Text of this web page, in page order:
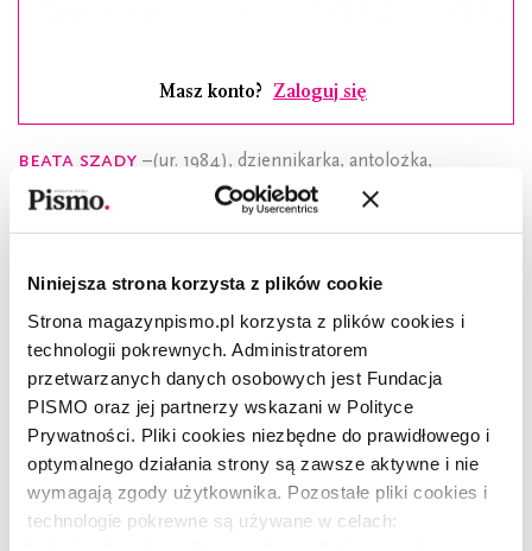
Niniejsza strona korzysta z plików cookie
Strona magazynpismo.pl korzysta z plików cookies i
technologii pokrewnych. Administratorem
przetwarzanych danych osobowych jest Fundacja
PISMO oraz jej partnerzy wskazani w Polityce
Prywatności. Pliki cookies niezbędne do prawidłowego i
optymalnego działania strony są zawsze aktywne i nie
wymagają zgody użytkownika. Pozostałe pliki cookies i
technologie pokrewne są używane w celach:
Masz konto? Zaloguj się
Beata Szady –(ur. 1984), dziennikarka, antolożka,
wykładowczyni akademicka. Autorka książek reporterskich
Ulica mnie woła. Życiorysy z LimyiWieczny początek. Warmia i
Mazury. Pomysłodawczyni antologii: reportażu
GuerrieroNitrogliceryna niepokoju. Obecnie pracuje nad
książką wokół Ryszarda Kai, która ukaże się jesienią 2024
roku nakładem Wydawnictwa Czarne. Specjalistka od ciasta
drożdżowego.
Artykuł ukazał się w październikowym numerze
miesięcznika „Pismo. Magazyn Opinii” (10/2021)
pod tytułemKrok po kroku.